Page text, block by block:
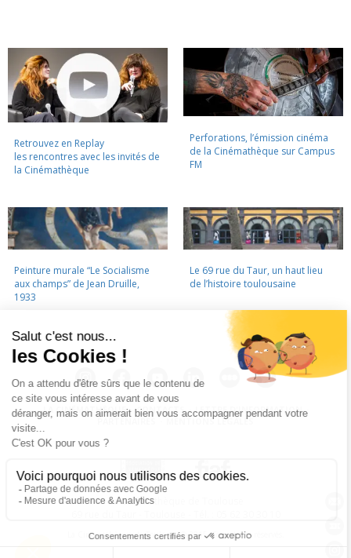
Retrouvez en Replay
les rencontres avec les invités de
la Cinémathèque
Perforations, l’émission cinéma
de la Cinémathèque sur Campus
FM
Peinture murale “Le Socialisme
aux champs” de Jean Druille,
1933
Le 69 rue du Taur, un haut lieu
de l’histoire toulousaine
LA CINÉMATHÈQUE · CONTACTS · LETTRE D'INFORMATION ·
PARTENAIRES
MENTIONS LÉGALES
La Cinémathèque de Toulouse
La Cinémathèque de Toulouse © 2015. Tous droits réservés.